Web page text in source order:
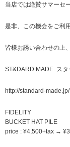
当店では絶賛サマーセ
是非、この機会をご利
皆様お誘い合わせの上
ST&DARD MADE. スタ
http://standard-made.jp/
FIDELITY
BUCKET HAT PILE
price : ¥4,500+tax →